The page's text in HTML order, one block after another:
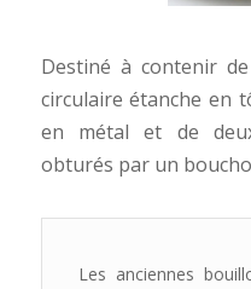
Destiné à contenir
circulaire étanche en
en métal et de
obturés par un
Les anciennes